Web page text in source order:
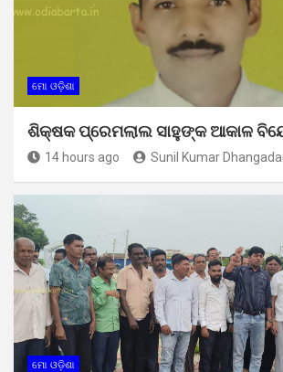
ମୋ ଓଡ଼ିଶା
ଶିକ୍ଷକ ପ୍ରେମଲାଲ ସାହୁଙ୍କ ଆକାଳ
14 hours ago Sunil Kumar
ମୋ ଓଡ଼ିଶା